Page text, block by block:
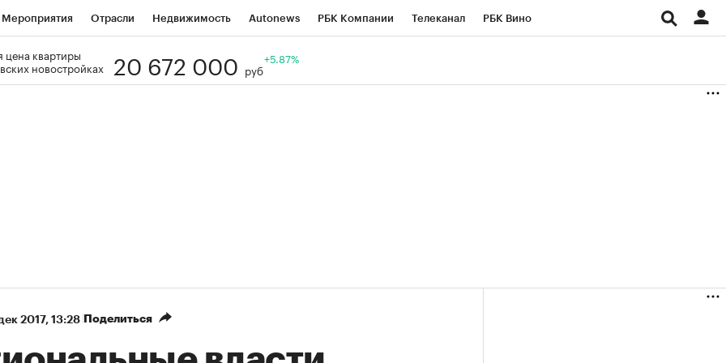
Мероприятия Отрасли Недвижимость Autonews РБК Компании Телеканал РБК Вино
Визионеры
цена квартиры
новостройках
20 672 000 руб
+5.87%
2017, 13:28 Поделиться